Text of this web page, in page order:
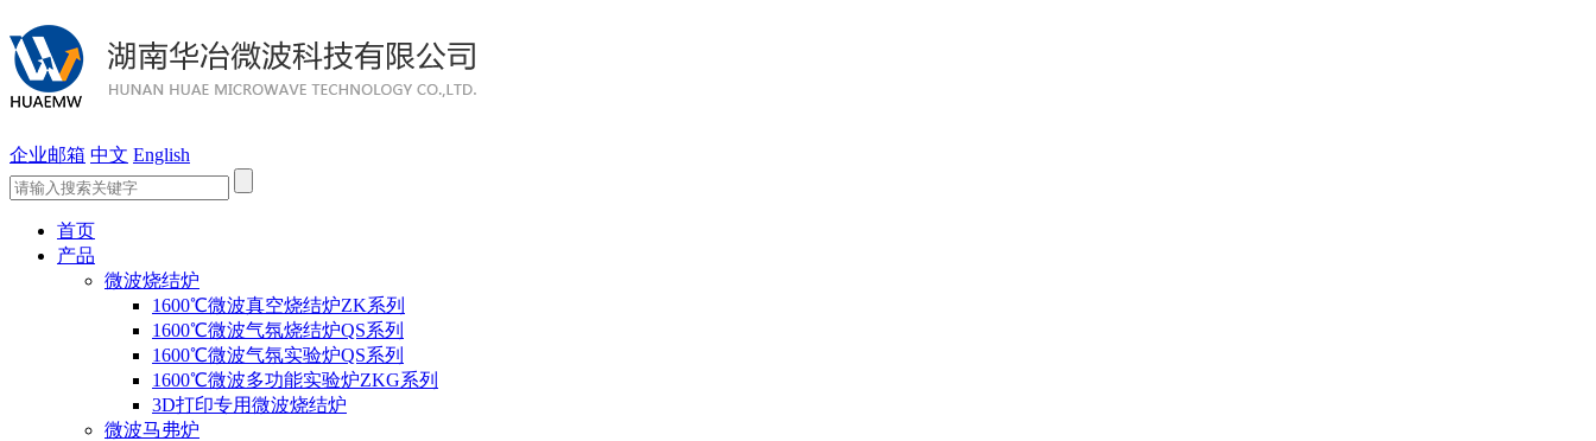
企业邮箱 中文 English
首页
产品
微波烧结炉
1600℃微波真空烧结炉ZK系列
1600℃微波气氛烧结炉QS系列
1600℃微波气氛实验炉QS系列
1600℃微波多功能实验炉ZKG系列
3D打印专用微波烧结炉
微波马弗炉